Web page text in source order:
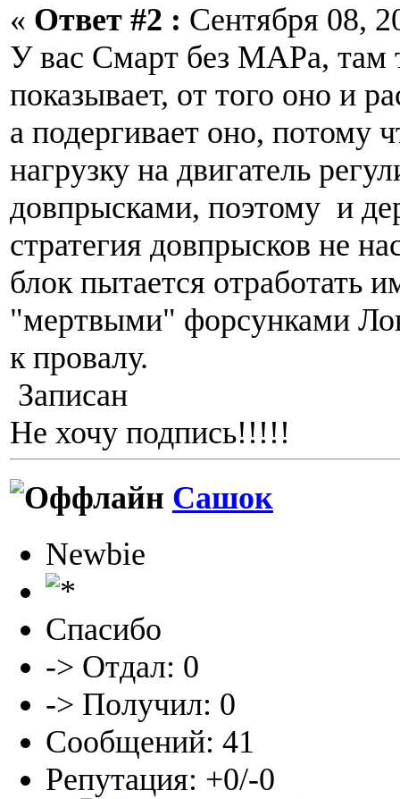
« Ответ #2 : Сентября 08,
У вас Смарт без МАРа, там
показывает, от того оно и
а подергивает оно, потому
нагрузку на двигатель
довпрысками, поэтому и
стратегия довпрысков не
блок пытается отработать
"мертвыми" форсунками
к провалу.
Записан
Не хочу подпись!!!!!
Сашок
Newbie
Спасибо
-> Отдал: 0
-> Получил: 0
Сообщений: 41
Репутация: +0/-0